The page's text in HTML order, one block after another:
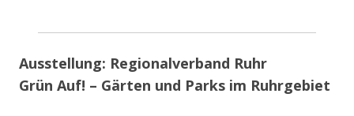
Ausstellung: Regionalverband Ruhr
Grün Auf! – Gärten und Parks im Ruhrgebiet